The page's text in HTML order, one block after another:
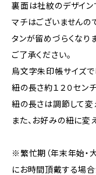
裏面は社紋のデザイン
マチはございませんの
タンが留めづらくなりま
ご了承ください。
烏文字朱印帳サイズで
紐の長さ約１２０センチ
紐の長さは調節して変
また、お好みの紐に変
※繁忙期（年末年始・
にお時間頂戴する場